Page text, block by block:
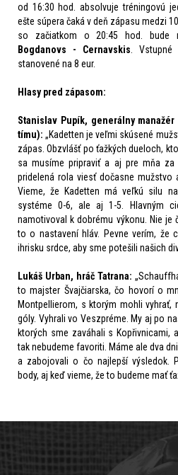
od 16:30 hod. absolvuje tréningovú
ešte súpera čaká v deň zápasu medzi
so začiatkom o 20:45 hod. bude
Bogdanovs - Cernavskis. Vstupné
stanovené na 8 eur.
Hlasy pred zápasom:
Stanislav Pupík, generálny
tímu): „Kadetten je veľmi skúsené
zápas. Obzvlášť po ťažkých dueloch,
sa musíme pripraviť a aj pre mňa
pridelená rola viesť dočasne mužstvo
Vieme, že Kadetten má veľkú silu
systéme 0-6, ale aj 1-5. Hlavným
namotivoval k dobrému výkonu. Nie je
to o nastavení hláv. Pevne verím, že
ihrisku srdce, aby sme potešili našich
Lukáš Urban, hráč Tatrana:
to majster Švajčiarska, čo hovorí o
Montpellierom, s ktorým mohli
góly. Vyhrali vo Veszpréme. My aj po
ktorých sme zaváhali s Kopřivnicami,
tak nebudeme favoriti. Máme ale dva
a zabojovali o čo najlepší výsledok.
body, aj keď vieme, že to budeme mať